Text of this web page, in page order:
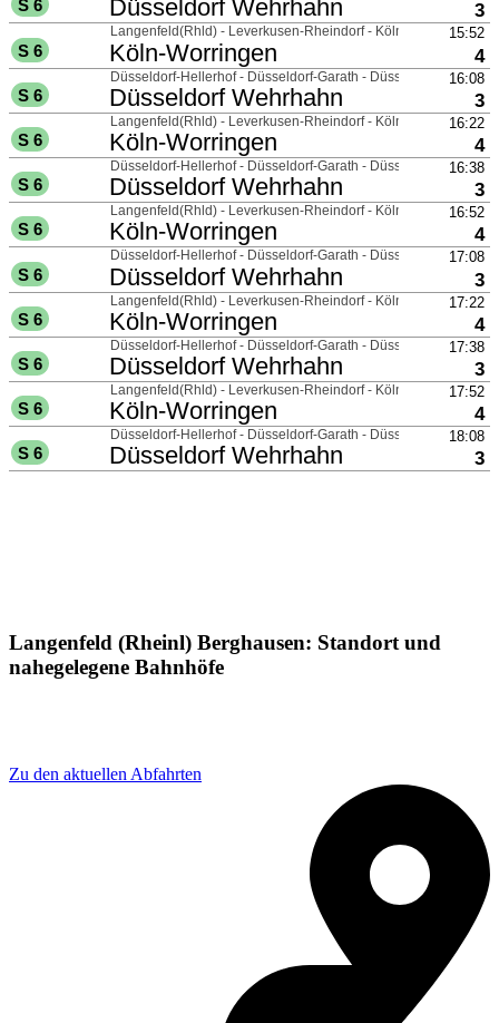
Langenfeld (Rheinl) Berghausen: Standort und
nahegelegene Bahnhöfe
Zu den aktuellen Abfahrten